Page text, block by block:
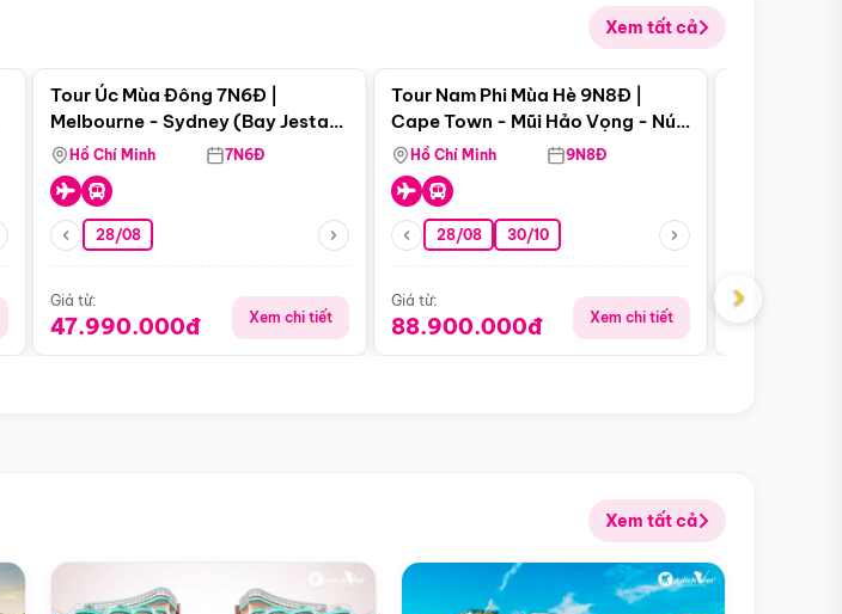
Xem tất cả
Tour Úc Mùa Đông 7N6Đ |
Melbourne - Sydney (Bay Jestar
Airways)
Hồ Chí Minh 7N6Đ
28/08
Giá từ:
47.990.000đ Xem chi tiết
Điểm nổi bật
Tour Nam Phi Mùa Hè 9N8Đ |
Cape Town - Mũi Hảo Vọng - Núi
Bàn - Johannesburg - Pretoria -
Safari - Lodge
Hồ Chí Minh 9N8Đ
28/08 30/10
Giá từ:
88.900.000đ Xem chi tiết
Giá từ:
›
Xem tất cả